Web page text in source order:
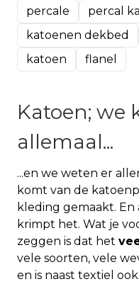
percale
percal
katoenen dekbed
katoen
flanel
Katoen; we
allemaal...
...en we weten er
komt van de
kleding gemaakt.
krimpt het. Wat je
zeggen is dat het
vele soorten, vele
en is naast textiel ook